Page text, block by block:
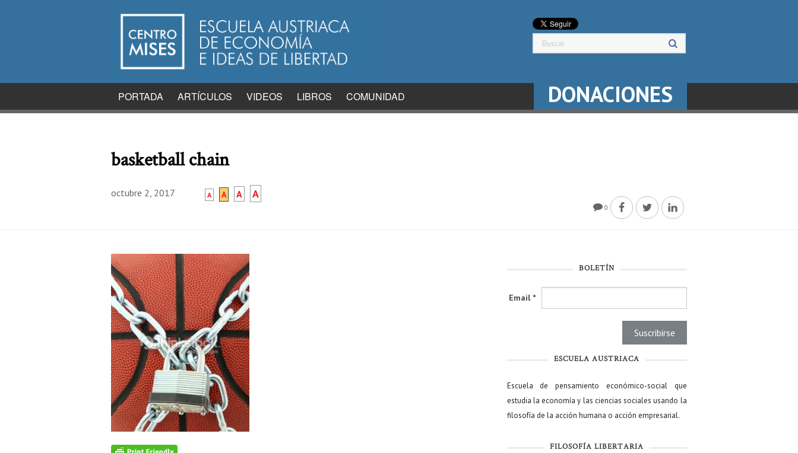
PORTADA ARTÍCULOS VIDEOS LIBROS COMUNIDAD DONACIONES
basketball chain
octubre 2, 2017 A A A A
0
BOLETÍN
Email *
ESCUELA AUSTRIACA
Escuela de pensamiento económico-social que
estudia la economía y las ciencias sociales usando la
filosofía de la acción humana o acción empresarial.
FILOSOFÍA LIBERTARIA